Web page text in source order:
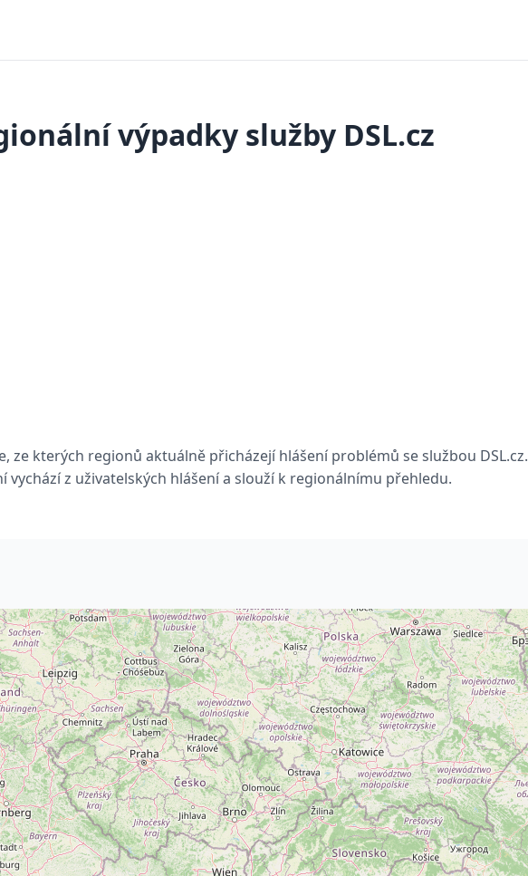
výpadky služby DSL.cz
ze kterých regionů aktuálně přicházejí hlášení problémů se službou DSL.cz.
vychází z uživatelských hlášení a slouží k regionálnímu přehledu.